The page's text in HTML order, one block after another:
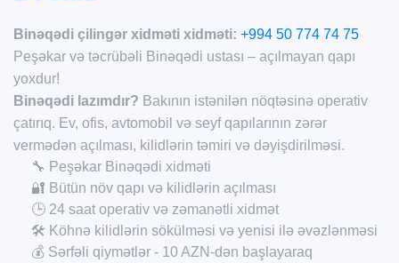
Binəqədi çilingər xidməti xidməti: +994 50 774 74 75
Peşəkar və təcrübəli Binəqədi ustası – açılmayan qapı
yoxdur!
Binəqədi lazımdır? Bakının istənilən nöqtəsinə operativ
çatırıq. Ev, ofis, avtomobil və seyf qapılarının zərər
vermədən açılması, kilidlərin təmiri və dəyişdirilməsi.
🔧 Peşəkar Binəqədi xidməti
🔐 Bütün növ qapı və kilidlərin açılması
🕒 24 saat operativ və zəmanətli xidmət
🛠️ Köhnə kilidlərin sökülməsi və yenisi ilə əvəzlənməsi
💰 Sərfəli qiymətlər - 10 AZN-dən başlayaraq